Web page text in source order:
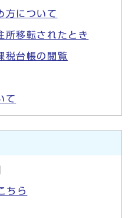
方について
所移転されたとき
税台帳の閲覧
て
ちら